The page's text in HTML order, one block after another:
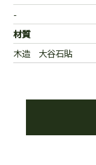
-
材質
木造 大谷石貼